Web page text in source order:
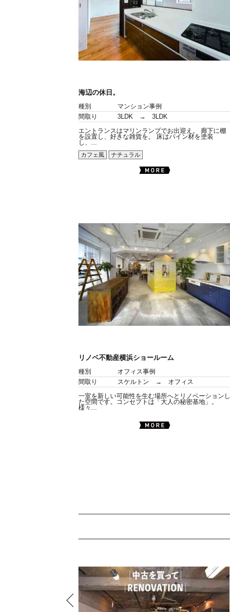
海辺の休日。
種別
マンション事例
間取り
3LDK → 3LDK
エントランスはマリンランプでお出迎え。 廊下に棚
を設置し、好きな雑貨を。 床はパイン材を塗装
し、...
カフェ風
ナチュラル
リノベ不動産横浜ショールーム
種別
オフィス事例
間取り
スケルトン → オフィス
一室を新しい可能性を生む場所へとリノベーションし
た空間です。コンセプトは「大人の秘密基地」。
様々...